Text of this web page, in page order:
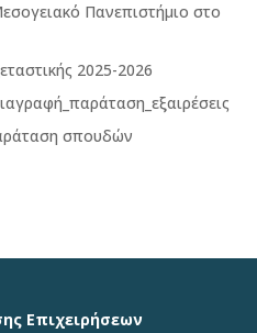
Πανεπιστήμιο στο
2025-2026
σπουδών
Επιχειρήσεων